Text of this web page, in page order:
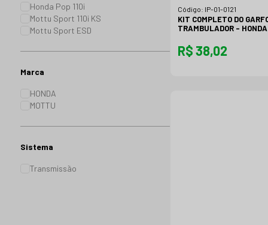
Honda Pop 110i
Mottu Sport 110i KS
Mottu Sport ESD
Marca
HONDA
MOTTU
Sistema
Transmissão
Código: IP-01-0121
KIT COMPLETO DO
TRAMBULADOR - HONDA
R$ 38,02